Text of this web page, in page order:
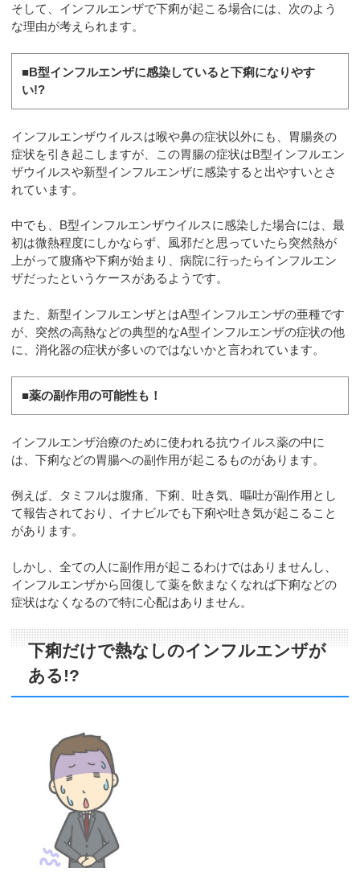
そして、インフルエンザで下痢が起こる場合には、次のよう
な理由が考えられます。
■B型インフルエンザに感染していると下痢になりやす
い!?
インフルエンザウイルスは喉や鼻の症状以外にも、胃腸炎の
症状を引き起こしますが、この胃腸の症状はB型インフルエン
ザウイルスや新型インフルエンザに感染すると出やすいとさ
れています。
中でも、B型インフルエンザウイルスに感染した場合には、最
初は微熱程度にしかならず、風邪だと思っていたら突然熱が
上がって腹痛や下痢が始まり、病院に行ったらインフルエン
ザだったというケースがあるようです。
また、新型インフルエンザとはA型インフルエンザの亜種です
が、突然の高熱などの典型的なA型インフルエンザの症状の他
に、消化器の症状が多いのではないかと言われています。
■薬の副作用の可能性も！
インフルエンザ治療のために使われる抗ウイルス薬の中に
は、下痢などの胃腸への副作用が起こるものがあります。
例えば、タミフルは腹痛、下痢、吐き気、嘔吐が副作用とし
て報告されており、イナビルでも下痢や吐き気が起こること
があります。
しかし、全ての人に副作用が起こるわけではありませんし、
インフルエンザから回復して薬を飲まなくなれば下痢などの
症状はなくなるので特に心配はありません。
下痢だけで熱なしのインフルエンザが
ある!?